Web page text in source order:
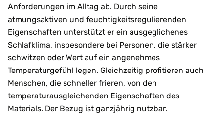
Anforderungen im Alltag ab. Durch seine
atmungsaktiven und feuchtigkeitsregulierenden
Eigenschaften unterstützt er ein ausgeglichenes
Schlafklima, insbesondere bei Personen, die stärker
schwitzen oder Wert auf ein angenehmes
Temperaturgefühl legen. Gleichzeitig profitieren auch
Menschen, die schneller frieren, von den
temperaturausgleichenden Eigenschaften des
Materials. Der Bezug ist ganzjährig nutzbar.